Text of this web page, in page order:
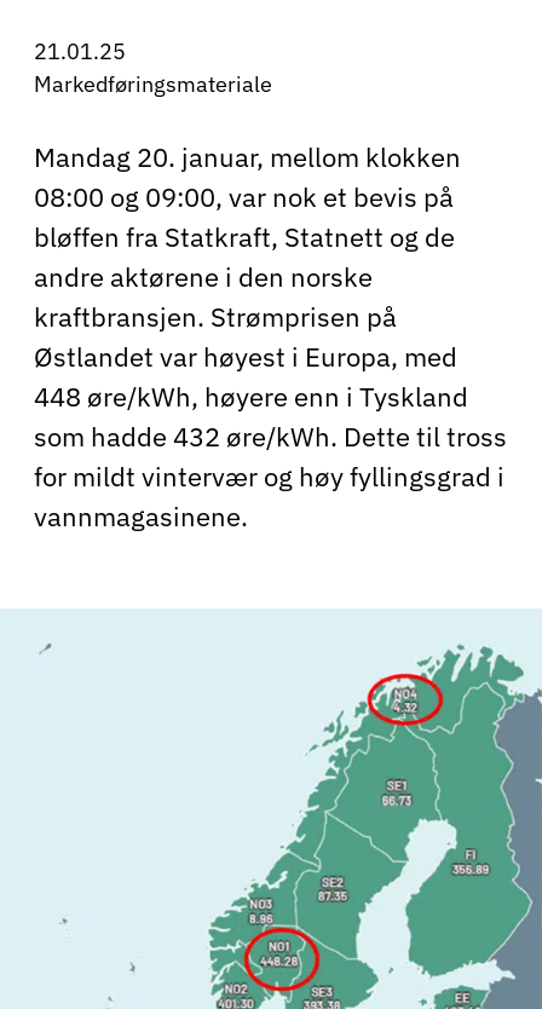
21.01.25
Markedføringsmateriale
Mandag 20. januar, mellom klokken
08:00 og 09:00, var nok et bevis på
bløffen fra Statkraft, Statnett og de
andre aktørene i den norske
kraftbransjen. Strømprisen på
Østlandet var høyest i Europa, med
448 øre/kWh, høyere enn i Tyskland
som hadde 432 øre/kWh. Dette til tross
for mildt vintervær og høy fyllingsgrad i
vannmagasinene.